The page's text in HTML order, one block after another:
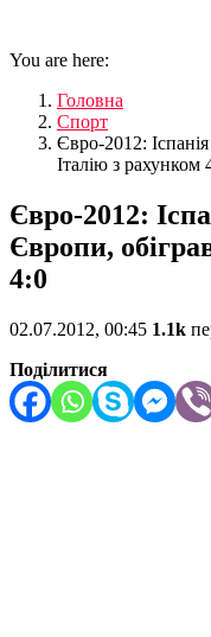
You are here:
Головна
Спорт
Євро-2012:
Італію з рахунком
Євро-2012:
Європи,
4:0
02.07.2012, 00:45 1.1k
Поділитися